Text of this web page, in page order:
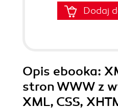
Dodaj
Opis ebooka:
stron WWW z
XML, CSS,